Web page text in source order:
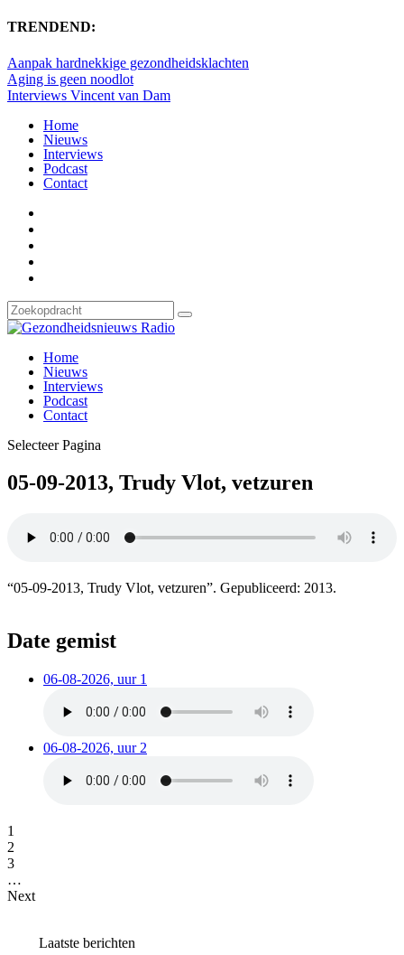
TRENDEND:
Aanpak hardnekkige gezondheidsklachten
Aging is geen noodlot
Interviews Vincent van Dam
Home
Nieuws
Interviews
Podcast
Contact
Home
Nieuws
Interviews
Podcast
Contact
Selecteer Pagina
05-09-2013, Trudy Vlot, vetzuren
“05-09-2013, Trudy Vlot, vetzuren”. Gepubliceerd: 2013.
Date gemist
06-08-2026, uur 1
06-08-2026, uur 2
1
2
3
…
Next
Laatste berichten